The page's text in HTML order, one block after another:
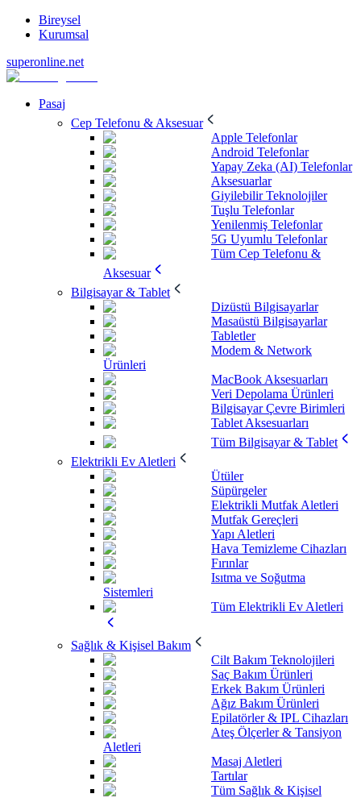
Bireysel
Kurumsal
superonline.net
Pasaj
Cep Telefonu & Aksesuar
Apple Telefonlar
Android Telefonlar
Yapay Zeka (AI) Telefonlar
Aksesuarlar
Giyilebilir Teknolojiler
Tuşlu Telefonlar
Yenilenmiş Telefonlar
5G Uyumlu Telefonlar
Tüm Cep Telefonu &
Aksesuar
Bilgisayar & Tablet
Dizüstü Bilgisayarlar
Masaüstü Bilgisayarlar
Tabletler
Modem & Network
Ürünleri
MacBook Aksesuarları
Veri Depolama Ürünleri
Bilgisayar Çevre Birimleri
Tablet Aksesuarları
Tüm Bilgisayar & Tablet
Elektrikli Ev Aletleri
Ütüler
Süpürgeler
Elektrikli Mutfak Aletleri
Mutfak Gereçleri
Yapı Aletleri
Hava Temizleme Cihazları
Fırınlar
Isıtma ve Soğutma
Sistemleri
Tüm Elektrikli Ev Aletleri
Sağlık & Kişisel Bakım
Cilt Bakım Teknolojileri
Saç Bakım Ürünleri
Erkek Bakım Ürünleri
Ağız Bakım Ürünleri
Epilatörler & IPL Cihazları
Ateş Ölçerler & Tansiyon
Aletleri
Masaj Aletleri
Tartılar
Tüm Sağlık & Kişisel